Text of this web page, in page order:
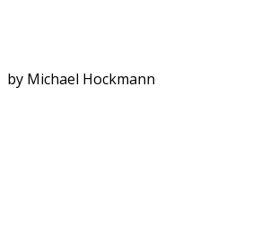
by Michael Hockmann